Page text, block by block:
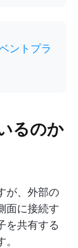
ントプラ
るのか
が、外部の
面に接続す
を共有する